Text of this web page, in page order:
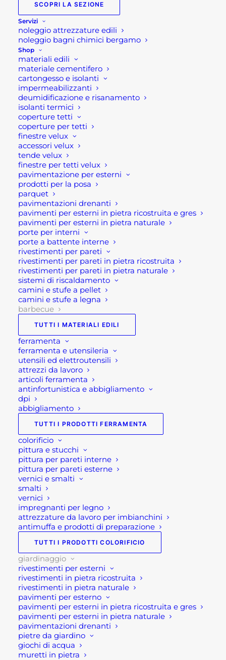
SCOPRI LA SEZIONE
Servizi
noleggio attrezzature edili
noleggio bagni chimici bergamo
Shop
materiali edili
materiale cementifero
cartongesso e isolanti
impermeabilizzanti
deumidificazione e risanamento
isolanti termici
coperture tetti
coperture per tetti
finestre velux
accessori velux
tende velux
finestre per tetti velux
pavimentazione per esterni
prodotti per la posa
parquet
pavimentazioni drenanti
pavimenti per esterni in pietra ricostruita e gres
pavimenti per esterni in pietra naturale
porte per interni
porte a battente interne
rivestimenti per pareti
rivestimenti per pareti in pietra ricostruita
rivestimenti per pareti in pietra naturale
sistemi di riscaldamento
camini e stufe a pellet
camini e stufe a legna
barbecue
TUTTI I MATERIALI EDILI
ferramenta
ferramenta e utensileria
utensili ed elettroutensili
attrezzi da lavoro
articoli ferramenta
antinfortunistica e abbigliamento
dpi
abbigliamento
TUTTI I PRODOTTI FERRAMENTA
colorificio
pittura e stucchi
pittura per pareti interne
pittura per pareti esterne
vernici e smalti
smalti
vernici
impregnanti per legno
attrezzature da lavoro per imbianchini
antimuffa e prodotti di preparazione
TUTTI I PRODOTTI COLORIFICIO
giardinaggio
rivestimenti per esterni
rivestimenti in pietra ricostruita
rivestimenti in pietra naturale
pavimenti per esterno
pavimenti per esterni in pietra ricostruita e gres
pavimenti per esterni in pietra naturale
pavimentazioni drenanti
pietre da giardino
giochi di acqua
muretti in pietra
549,00€
Lavello per cucina per
esterno GRLLR CONNECT
Realizzata meticolosamente con materiali di
prima qualità, tra cui un resistente lavello e un
piano della cucina in acciaio inossidabile 304,
questa unità garantisce qualità e longevità
eccezionali per gli chef casalinghi più esigenti. Con
caratteristiche come i cassetti con chiusura
ammortizzata e le rotelle per carichi pesanti con
piedini regolabili, comodità e stabilità sono
garantite, rendendo la pulizia e la preparazione
del cibo senza sforzo. Completo di rubinetto in
acciaio inossidabile 304 e set di drenaggio incluso,
questo lavello offre tutto il necessario per cucinare
e pulire all’aperto in modo efficiente. Inoltre, con il
copriruota incluso per una maggiore protezione, la
tua cucina da esterno è pronta a resistere agli
elementi e a durare per gli anni a venire.
Caratteristiche tecniche:
Colore: Antracite
Dimensioni del prodotto LxLxA: 80×62,5×88,5 cm
Peso: 40 kg
Dimensione imballo 44x83x73 cm
Se per qualsiasi ragione non riuscissi a
completare l’ordine o avessi dei dubbi prima di
effettuare il pagamento contattaci dalle 09 alle 12
e dalle 14 alle 17, ti offriremo tutto il supporto
necessario per aiutarti nella procedura di
acquisto!
Oppure scrivi una mail a
shop@rotacommerciale.it
Disponibile su ordinazione
LAVELLO
PER
CUCINA
DA
ESTERNO
GRLLR
CONNECT
quantità
SKU
GB0GRCLA
Categorie
ARREDO GIARDINO,BARBECUE
CUCINE PER ESTERNO
GIARDINAGGIO
Brand
GRLLR